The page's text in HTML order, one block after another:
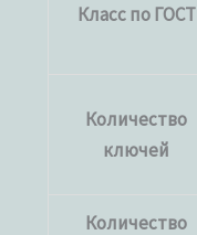
Класс по ГОСТ
Количество
ключей
Количество